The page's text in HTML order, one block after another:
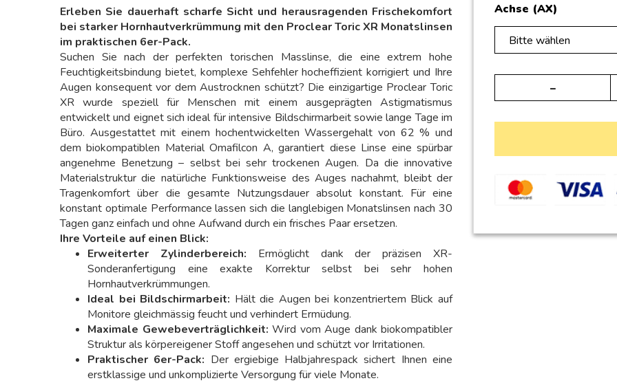
Erleben Sie dauerhaft scharfe Sicht und herausragenden Frischekomfort
bei starker Hornhautverkrümmung mit den Proclear Toric XR Monatslinsen
im praktischen 6er-Pack.
Suchen Sie nach der perfekten torischen Masslinse, die eine extrem hohe
Feuchtigkeitsbindung bietet, komplexe Sehfehler hocheffizient korrigiert und Ihre
Augen konsequent vor dem Austrocknen schützt? Die einzigartige Proclear Toric
XR wurde speziell für Menschen mit einem ausgeprägten Astigmatismus
entwickelt und eignet sich ideal für intensive Bildschirmarbeit sowie lange Tage im
Büro. Ausgestattet mit einem hochentwickelten Wassergehalt von 62 % und
dem biokompatiblen Material Omafilcon A, garantiert diese Linse eine spürbar
angenehme Benetzung – selbst bei sehr trockenen Augen. Da die innovative
Materialstruktur die natürliche Funktionsweise des Auges nachahmt, bleibt der
Tragenkomfort über die gesamte Nutzungsdauer absolut konstant. Für eine
konstant optimale Performance lassen sich die langlebigen Monatslinsen nach 30
Tagen ganz einfach und ohne Aufwand durch ein frisches Paar ersetzen.
Ihre Vorteile auf einen Blick:
Erweiterter Zylinderbereich: Ermöglicht dank der präzisen XR-
Sonderanfertigung eine exakte Korrektur selbst bei sehr hohen
Hornhautverkrümmungen.
Ideal bei Bildschirmarbeit: Hält die Augen bei konzentriertem Blick auf
Monitore gleichmässig feucht und verhindert Ermüdung.
Maximale Gewebeverträglichkeit: Wird vom Auge dank biokompatibler
Struktur als körpereigener Stoff angesehen und schützt vor Irritationen.
Praktischer 6er-Pack: Der ergiebige Halbjahrespack sichert Ihnen eine
erstklassige und unkomplizierte Versorgung für viele Monate.
Achse (AX)
Bitte wählen